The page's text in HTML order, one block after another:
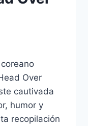
Over
cautivada
humor y
recopilación